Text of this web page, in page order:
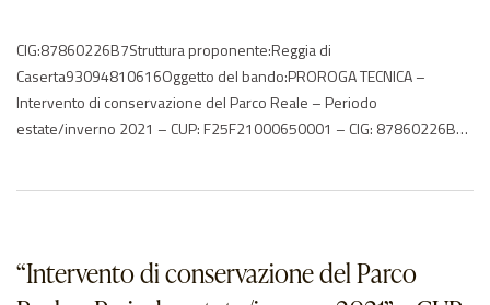
CIG:87860226B7Struttura proponente:Reggia di
Caserta93094810616Oggetto del bando:PROROGA TECNICA –
Intervento di conservazione del Parco Reale – Periodo
estate/inverno 2021 – CUP: F25F21000650001 – CIG: 87860226B7
riferimento:2022Elenco degli operatori partecipantiEurogiardinaggio
Nicola…
“Intervento di conservazione del Parco